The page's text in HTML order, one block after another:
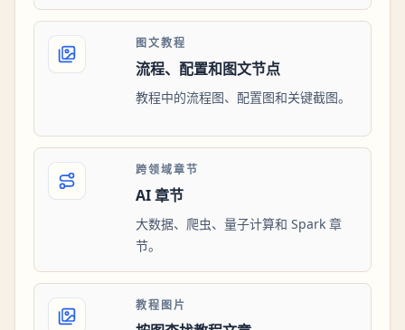
图文教程
流程、配置和图文节点
教程中的流程图、配置图和关键截图。
跨领域章节
AI 章节
大数据、爬虫、量子计算和 Spark 章
节。
教程图片